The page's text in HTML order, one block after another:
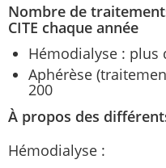
Nombre de
CITE chaque année
Hémodialyse : plus
Aphérèse
200
À propos des
Hémodialyse :